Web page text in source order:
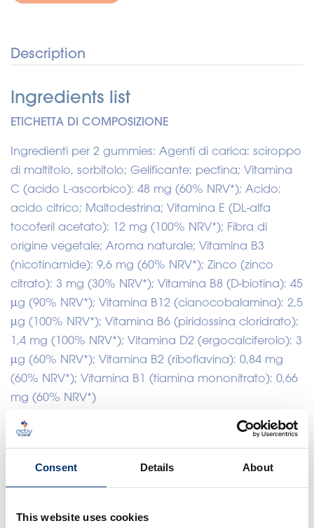
Consent Details About
This website uses cookies
Description
Ingredients list
ETICHETTA DI COMPOSIZIONE
Ingredienti per 2 gummies: Agenti di carica: sciroppo
di maltitolo, sorbitolo; Gelificante: pectina; Vitamina
C (acido L-ascorbico): 48 mg (60% NRV*); Acido:
acido citrico; Maltodestrina; Vitamina E (DL-alfa
tocoferil acetato): 12 mg (100% NRV*); Fibra di
origine vegetale; Aroma naturale; Vitamina B3
(nicotinamide): 9,6 mg (60% NRV*); Zinco (zinco
citrato): 3 mg (30% NRV*); Vitamina B8 (D-biotina): 45
μg (90% NRV*); Vitamina B12 (cianocobalamina): 2,5
μg (100% NRV*); Vitamina B6 (piridossina cloridrato):
1,4 mg (100% NRV*); Vitamina D2 (ergocalciferolo): 3
μg (60% NRV*); Vitamina B2 (riboflavina): 0,84 mg
(60% NRV*); Vitamina B1 (tiamina mononitrato): 0,66
mg (60% NRV*)
*Valore di riferimento dei nutrienti